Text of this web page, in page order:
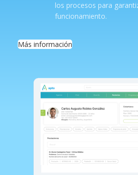
los procesos para
funcionamiento.
Más información